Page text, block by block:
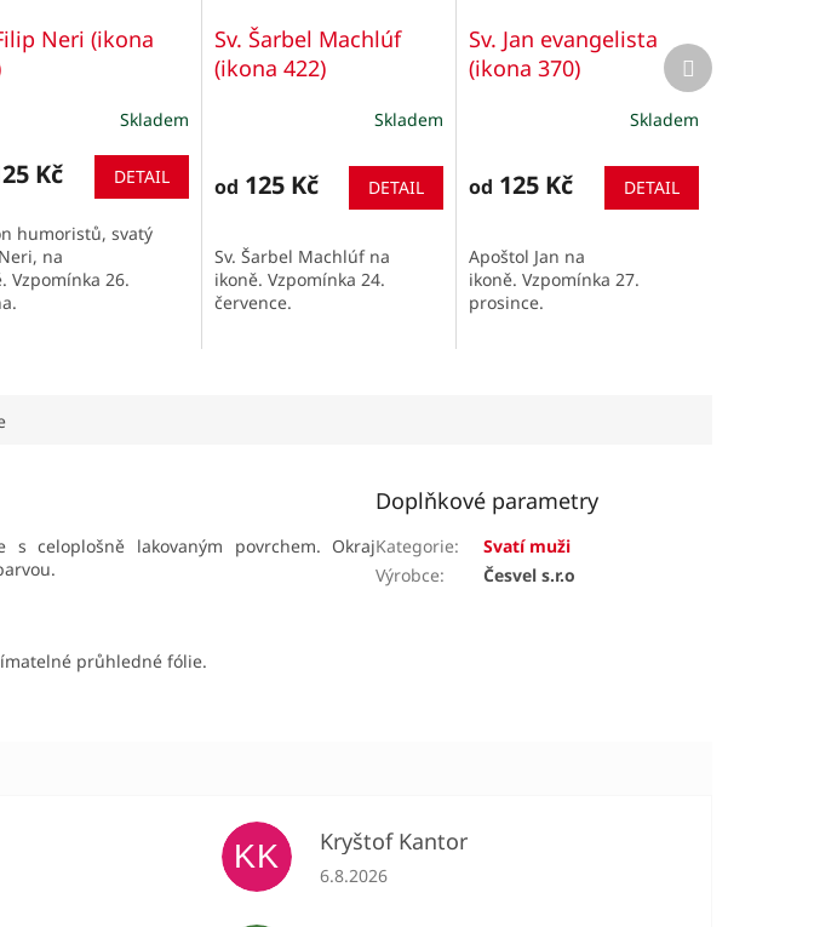
Neri (ikona
Skladem
Kč DETAIL
humoristů, svatý
na
Vzpomínka 26.
Sv. Šarbel Machlúf
(ikona 422)
Skladem
od 125 Kč DETAIL
Sv. Šarbel Machlúf na
ikoně. Vzpomínka 24.
července.
Sv. Jan evangelista
(ikona 370)
Skladem
od 125 Kč DETAIL
Apoštol Jan na
ikoně. Vzpomínka 27.
prosince.
Další
produkt
s celoplošně lakovaným povrchem. Okraj
průhledné fólie.
Doplňkové parametry
Kategorie:
Svatí muži
Výrobce: Česvel s.r.o
z 5 hvězdiček. KK Kryštof Kantor
Hodnocení obchodu je 5 z 5 hvězdiček.
6.8.2026